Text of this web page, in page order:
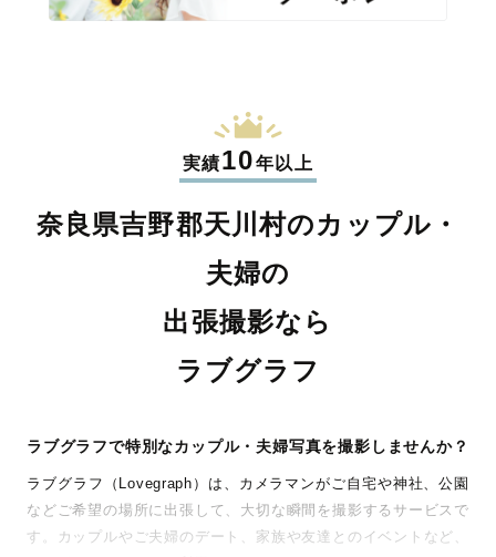
実績10年以上
奈良県吉野郡天川村のカップル・
夫婦の
出張撮影なら
ラブグラフ
ラブグラフで特別なカップル・夫婦写真を撮影しませんか？
ラブグラフ（Lovegraph）は、カメラマンがご自宅や神社、公園
などご希望の場所に出張して、大切な瞬間を撮影するサービスで
す。カップルやご夫婦のデート、家族や友達とのイベントなど、